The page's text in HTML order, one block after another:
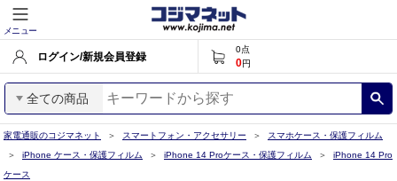
メニュー
ログイン/新規会員登録
0点
0円
全ての商品
家電通販のコジマネット スマートフォン・アクセサリー
スマホケース・保護フィルム
iPhone ケース・保護フィルム
iPhone 14 Proケース・保護フィルム
iPhone 14 Pro
ケース